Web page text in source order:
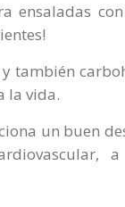
ensaladas
también
la vida.
un buen